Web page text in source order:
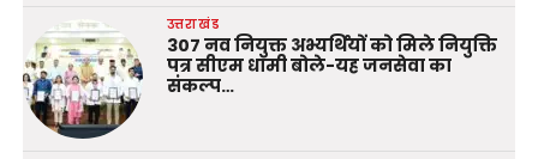
उत्तराखंड
307 नव नियुक्त अभ्यर्थियों को मिले नियुक्ति
पत्र सीएम धामी बोले-यह जनसेवा का
संकल्प…